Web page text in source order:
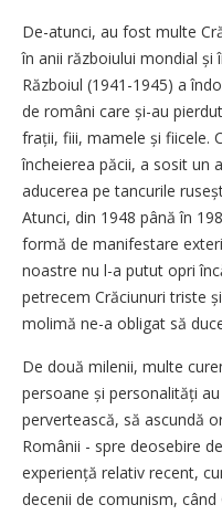
De-atunci, au fost multe
în anii războiului mondial și
Războiul (1941-1945) a
de români care și-au
frații, fiii, mamele și fiicele.
încheierea păcii, a sosit un
aducerea pe tancurile
Atunci, din 1948 până în
formă de manifestare
noastre nu l-a putut opri
petrecem Crăciunuri triste
molimă ne-a obligat să
De două milenii, multe
persoane și personalități
pervertească, să ascundă
Românii - spre deosebire
experiență relativ recent,
decenii de comunism,